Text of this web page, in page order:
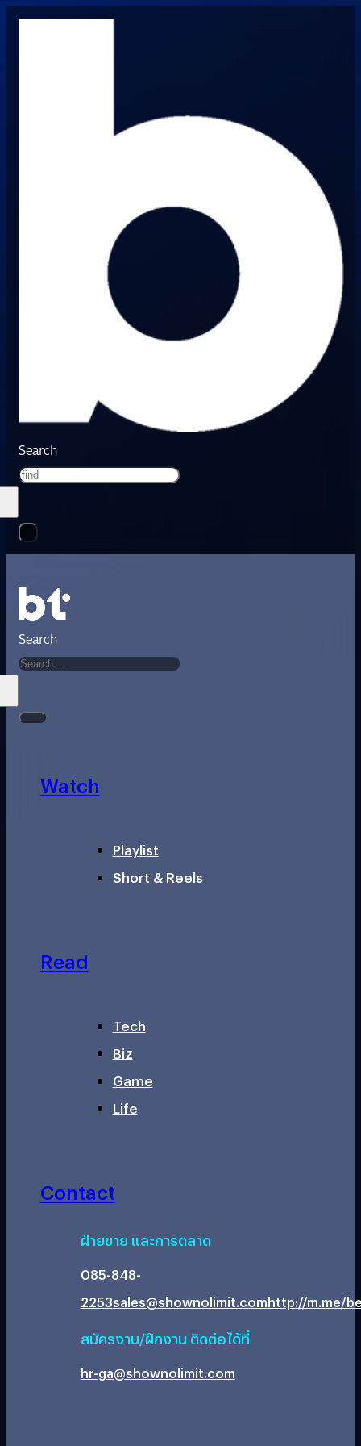
Search
Search
Watch
Playlist
Short & Reels
Read
Tech
Biz
Game
Life
Contact
ฝ่ายขาย และการตลาด
085-848-
2253sales@shownolimit.comhttp://m.me/
สมัครงาน/ฝึกงาน ติดต่อได้ที่
hr-ga@shownolimit.com